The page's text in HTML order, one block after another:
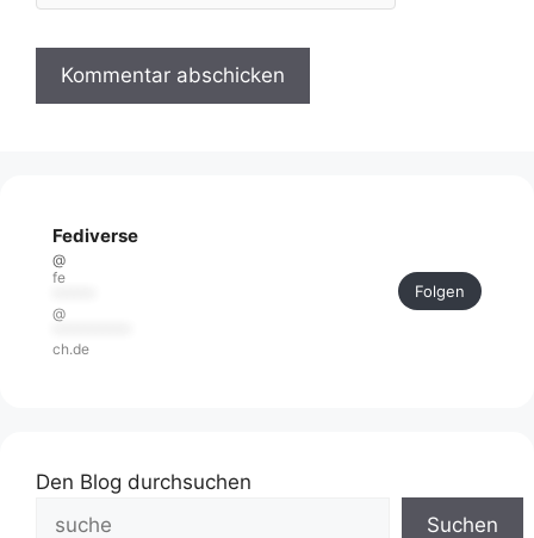
Fediverse
@
fe
@
ch.de
Folgen
Den Blog durchsuchen
Suchen